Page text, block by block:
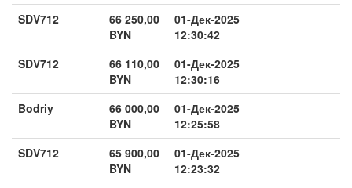
SDV712
66 250,00
BYN
01-Дек-2025
12:30:42
SDV712
66 110,00
BYN
01-Дек-2025
12:30:16
Bodriy
66 000,00
BYN
01-Дек-2025
12:25:58
SDV712
65 900,00
BYN
01-Дек-2025
12:23:32